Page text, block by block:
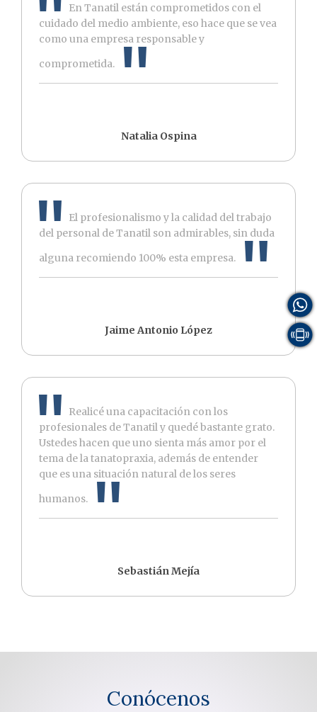
En Tanatil están comprometidos con el
cuidado del medio ambiente, eso hace que se vea
como una empresa responsable y
comprometida.
Natalia Ospina
El profesionalismo y la calidad del trabajo
del personal de Tanatil son admirables, sin duda
alguna recomiendo 100% esta empresa.
Jaime Antonio López
Realicé una capacitación con los
profesionales de Tanatil y quedé bastante grato.
Ustedes hacen que uno sienta más amor por el
tema de la tanatopraxia, además de entender
que es una situación natural de los seres
humanos.
Sebastián Mejía
Conócenos